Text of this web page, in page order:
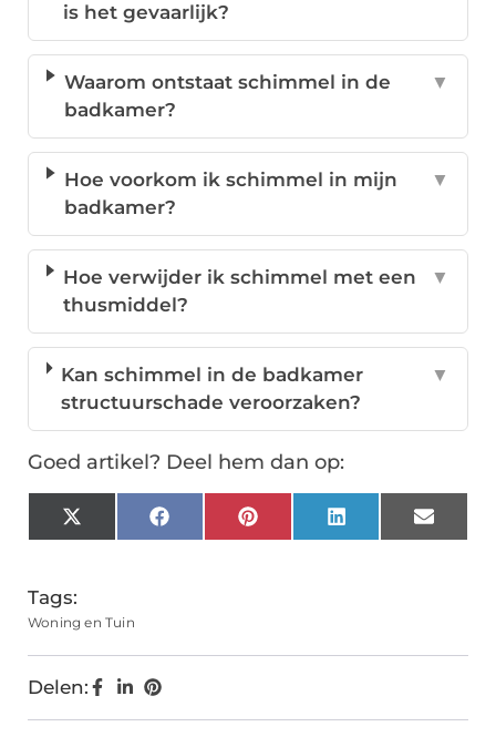
is het gevaarlijk?
Waarom ontstaat schimmel in de
badkamer?
▼
Hoe voorkom ik schimmel in mijn
badkamer?
▼
Hoe verwijder ik schimmel met een
thusmiddel?
▼
Kan schimmel in de badkamer
structuurschade veroorzaken?
▼
Goed artikel? Deel hem dan op:
X
(Twitter)
FacebookPinterestLinkedInEmail
Tags:
Woning en Tuin
Delen: